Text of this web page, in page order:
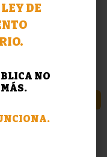
LEY DE
NO
MÁS.